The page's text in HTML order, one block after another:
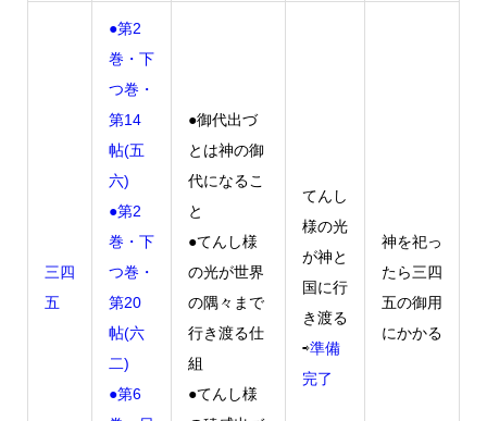
三四
五
●第2
巻・下
つ巻・
第14
帖(五
六)
●第2
巻・下
つ巻・
第20
帖(六
二)
●第6
●御代出づ
とは神の御
代になるこ
と
●てんし様
の光が世界
の隅々まで
行き渡る仕
組
●てんし様
てんし
様の光
が神と
国に行
き渡る
⇨準備
完了
神を祀っ
たら三四
五の御用
にかかる